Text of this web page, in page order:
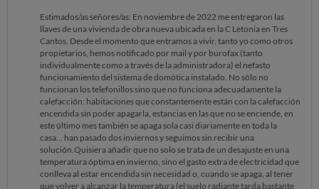
Estimados/as señores/as: En noviembre de 2022 me entregaron las
llaves de una vivienda de obra nueva ubicada en la C Letonia en Tres
Cantos. Desde el momento que entramos a vivir, tanto yo como otros
propietarios, hemos notificado por mail y por burofax (tanto
individualmente como a través de la administradora) el nefasto
funcionamiento del sistema de domótica instalado. No sólo no
funcionan los telefonillos sino que no funciona adecuadamente la
calefacción: habitaciones que constantemente están con la calefacción
encendida sin poder apagarla, estancias en las que no se enciende, en
este último mes también se apaga sola casi diariamente en toda la
casa... han pasado dos inviernos y seguimos sin recibir una
solución.Quisiera añadir que no solo se trata de un desajuste en una
temperatura óptima en invierno, sino el gasto extra de electricidad que
conlleva al estar encendida sin necesidad o, cuando se apaga, al tener
que volver a alcanzar la temperatura (el suelo radiante tarda bastante